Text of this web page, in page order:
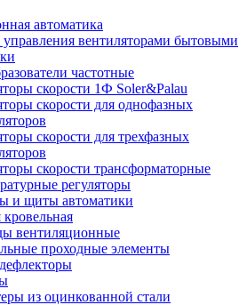
автоматика
вентиляторами бытовыми
частотные
скорости 1Ф Soler&Palau
скорости для однофазных
скорости для трехфазных
скорости трансформаторные
регуляторы
и щиты автоматики
вентиляционные
проходные элементы
из оцинкованной стали